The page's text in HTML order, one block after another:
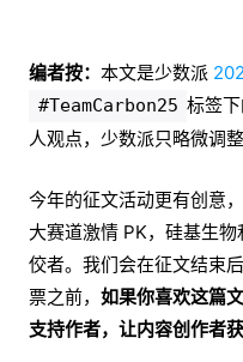
编者按： 本文是少数派
#TeamCarbon25 标签
人观点，少数派只略微调整
今年的征文活动更有创意
大赛道激情 PK，硅基生
佼者。我们会在征文结束
票之前， 如果你喜欢这篇
支持作者，让内容创作者